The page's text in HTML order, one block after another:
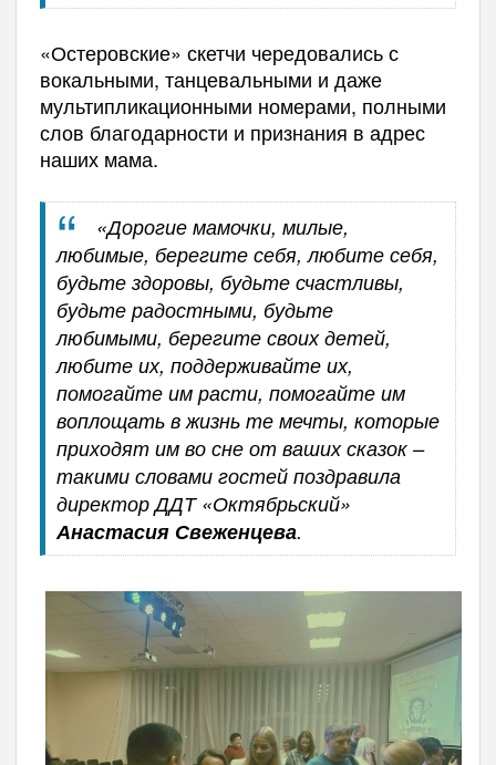
«Остеровские» скетчи чередовались с
вокальными, танцевальными и даже
мультипликационными номерами, полными
слов благодарности и признания в адрес
наших мама.
«Дорогие мамочки, милые,
любимые, берегите себя, любите себя,
будьте здоровы, будьте счастливы,
будьте радостными, будьте
любимыми, берегите своих детей,
любите их, поддерживайте их,
помогайте им расти, помогайте им
воплощать в жизнь те мечты, которые
приходят им во сне от ваших сказок –
такими словами гостей поздравила
директор ДДТ «Октябрьский»
Анастасия Свеженцева.